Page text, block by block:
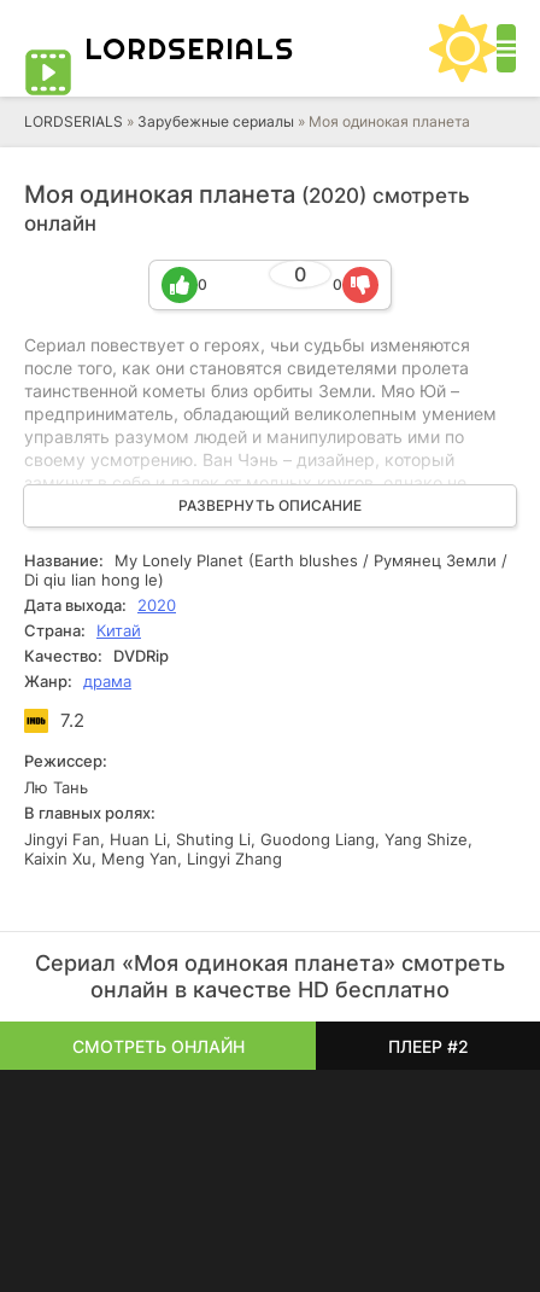
LORDSERIALS
LORDSERIALS » Зарубежные сериалы » Моя одинокая планета
Моя одинокая планета (2020) смотреть
онлайн
0
0 0
Сериал повествует о героях, чьи судьбы изменяются
после того, как они становятся свидетелями пролета
таинственной кометы близ орбиты Земли. Мяо Юй –
предприниматель, обладающий великолепным умением
управлять разумом людей и манипулировать ими по
своему усмотрению. Ван Чэнь – дизайнер, который
замкнут в себе и далек от модных кругов, однако не
теряет уверенности в своих способностях и отлично знает
свое дело. Главные герои встречаются в небольшой
ветеринарной клинике, и с этого момента их жизни
начинают происходить настоящие странные и загадочные
события, которые трудно назвать иными, как
мистическими. Один из персонажей, чувствуя себя
несчастным, начинает вести себя настолько же
искаженно, как питомец другого героя.
РАЗВЕРНУТЬ ОПИСАНИЕ
Название:
My Lonely Planet (Earth blushes / Румянец Земли /
Di qiu lian hong le)
Дата выхода:
2020
Страна:
Китай
Качество:
DVDRip
Жанр:
драма
7.2
Режиссер:
Лю Тань
В главных ролях:
Jingyi Fan, Huan Li, Shuting Li, Guodong Liang, Yang Shize,
Kaixin Xu, Meng Yan, Lingyi Zhang
Сериал «Моя одинокая планета» смотреть
онлайн в качестве HD бесплатно
СМОТРЕТЬ ОНЛАЙН ПЛЕЕР #2